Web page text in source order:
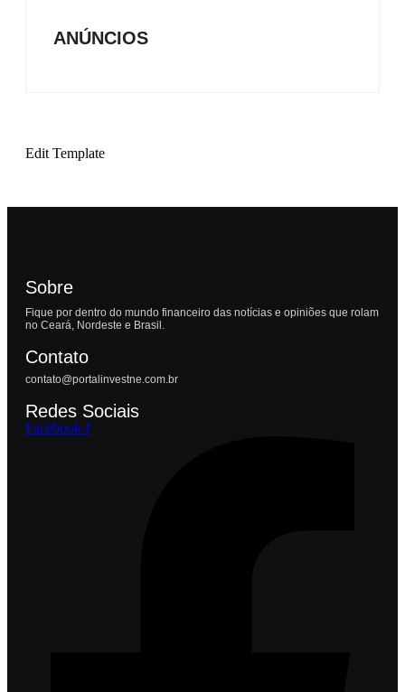
ANÚNCIOS
Edit Template
Sobre
Fique por dentro do mundo financeiro das notícias e opiniões que rolam
no Ceará, Nordeste e Brasil.
Contato
contato@portalinvestne.com.br
Redes Sociais
Facebook-f